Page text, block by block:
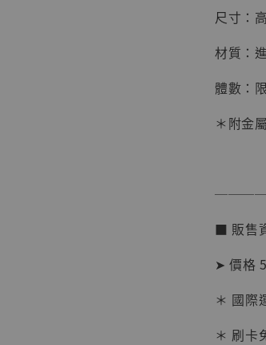
尺寸：
材質：
體數：
＊附金
■ 販售
➤ 價格
＊ 國際
＊ 刷卡